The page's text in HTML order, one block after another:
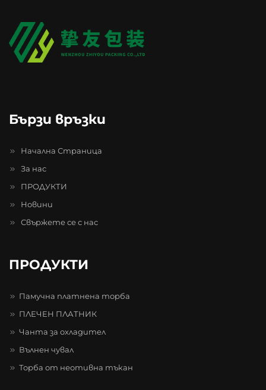
Бързи връзки
Начална Страница
За нас
ПРОДУКТИ
Новини
Свържете се с нас
ПРОДУКТИ
Памучна платнена торба
ПЛЕЧЕН ПЛАТНИК
Чанта за охладител
Вълнен чувал
Торба от неотивна тъкан